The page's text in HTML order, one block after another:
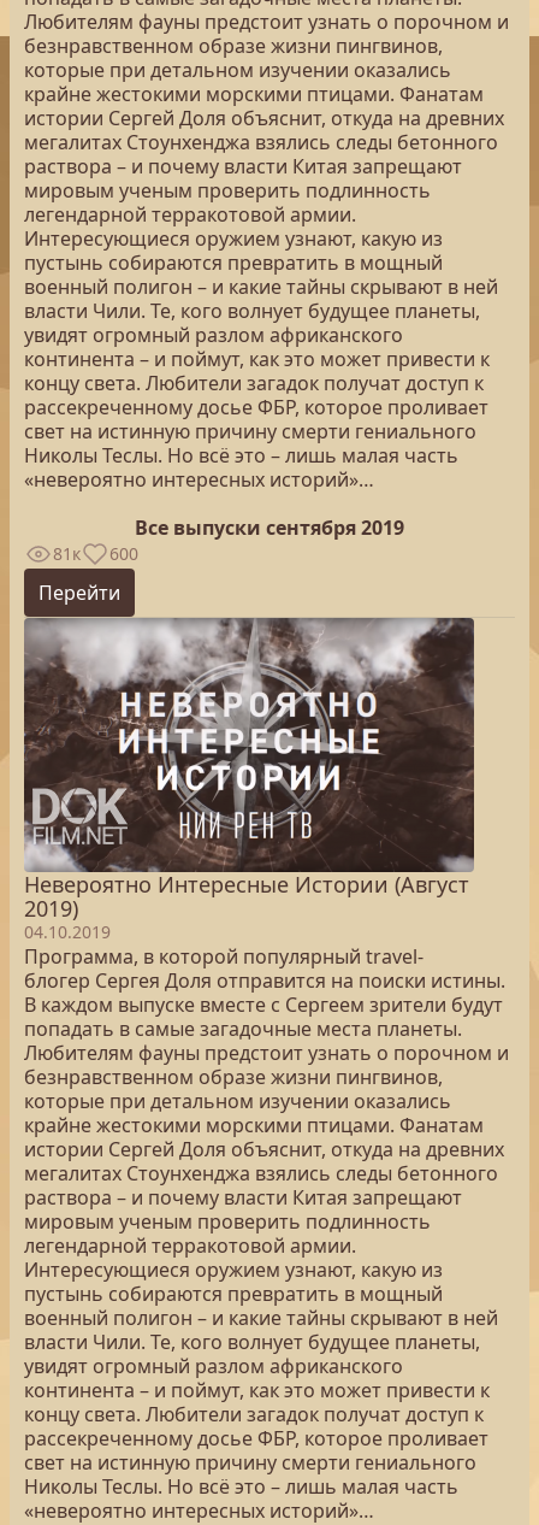
Любителям фауны предстоит узнать о порочном и
безнравственном образе жизни пингвинов,
которые при детальном изучении оказались
крайне жестокими морскими птицами. Фанатам
истории Сергей Доля объяснит, откуда на древних
мегалитах Стоунхенджа взялись следы бетонного
раствора – и почему власти Китая запрещают
мировым ученым проверить подлинность
легендарной терракотовой армии.
Интересующиеся оружием узнают, какую из
пустынь собираются превратить в мощный
военный полигон – и какие тайны скрывают в ней
власти Чили. Те, кого волнует будущее планеты,
увидят огромный разлом африканского
континента – и поймут, как это может привести к
концу света. Любители загадок получат доступ к
рассекреченному досье ФБР, которое проливает
свет на истинную причину смерти гениального
Николы Теслы. Но всё это – лишь малая часть
«невероятно интересных историй»…
Все выпуски сентября 2019
81к 600
Перейти
Невероятно Интересные Истории (Август
2019)
04.10.2019
Программа, в которой популярный travel-
блогер Сергея Доля отправится на поиски истины.
В каждом выпуске вместе с Сергеем зрители будут
попадать в самые загадочные места планеты.
Любителям фауны предстоит узнать о порочном и
безнравственном образе жизни пингвинов,
которые при детальном изучении оказались
крайне жестокими морскими птицами. Фанатам
истории Сергей Доля объяснит, откуда на древних
мегалитах Стоунхенджа взялись следы бетонного
раствора – и почему власти Китая запрещают
мировым ученым проверить подлинность
легендарной терракотовой армии.
Интересующиеся оружием узнают, какую из
пустынь собираются превратить в мощный
военный полигон – и какие тайны скрывают в ней
власти Чили. Те, кого волнует будущее планеты,
увидят огромный разлом африканского
континента – и поймут, как это может привести к
концу света. Любители загадок получат доступ к
рассекреченному досье ФБР, которое проливает
свет на истинную причину смерти гениального
Николы Теслы. Но всё это – лишь малая часть
«невероятно интересных историй»…